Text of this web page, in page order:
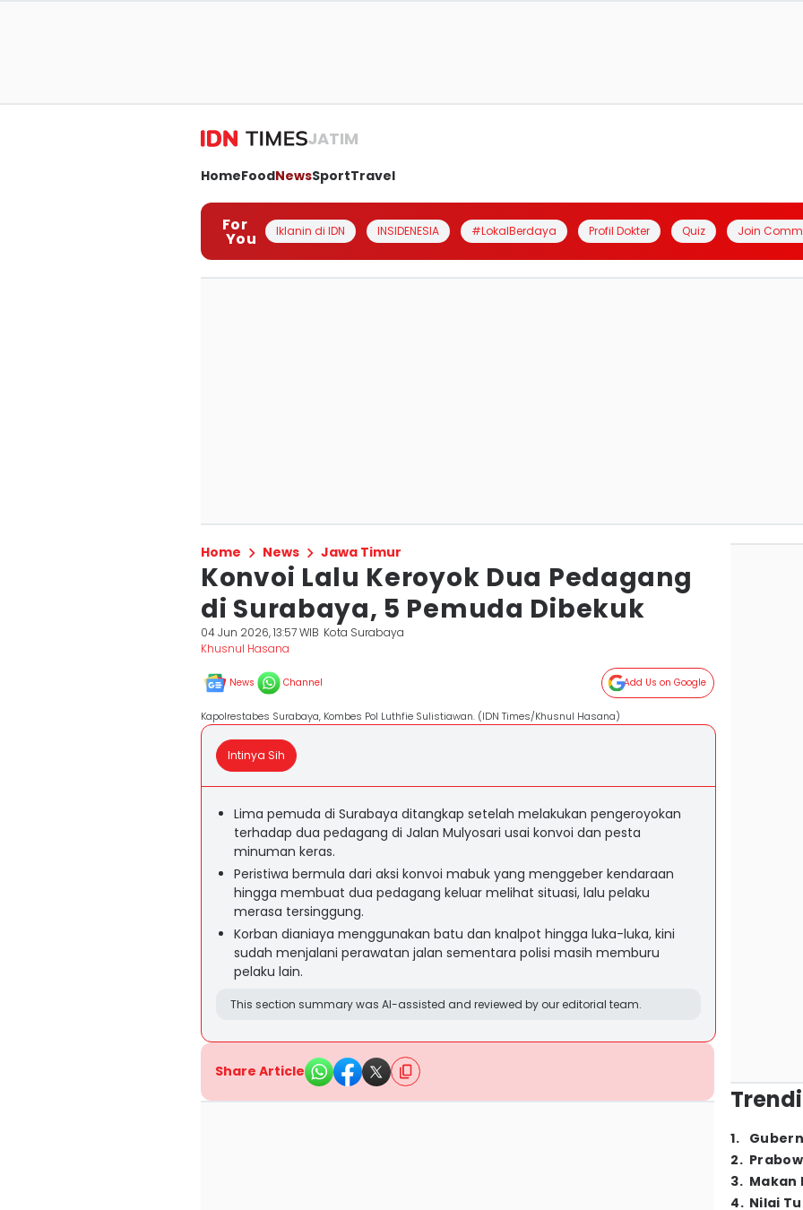
JATIM
HomeFoodNewsSportTravel
For
You Iklanin di IDN INSIDENESIA #LokalBerdaya Profil Dokter Quiz Join
Home News Jawa Timur
Konvoi Lalu Keroyok Dua Pedagang
di Surabaya, 5 Pemuda Dibekuk
04 Jun 2026, 13:57 WIB Kota Surabaya
Khusnul Hasana
News Channel Add Us on Google
Kapolrestabes Surabaya, Kombes Pol Luthfie Sulistiawan. (IDN Times/Khusnul Hasana)
Intinya Sih
Lima pemuda di Surabaya ditangkap setelah melakukan pengeroyokan
terhadap dua pedagang di Jalan Mulyosari usai konvoi dan pesta
minuman keras.
Peristiwa bermula dari aksi konvoi mabuk yang menggeber kendaraan
hingga membuat dua pedagang keluar melihat situasi, lalu pelaku
merasa tersinggung.
Korban dianiaya menggunakan batu dan knalpot hingga luka-luka, kini
sudah menjalani perawatan jalan sementara polisi masih memburu
pelaku lain.
This section summary was AI-assisted and reviewed by our editorial team.
Share Article
1.
2.
3. Makan
4. Nilai